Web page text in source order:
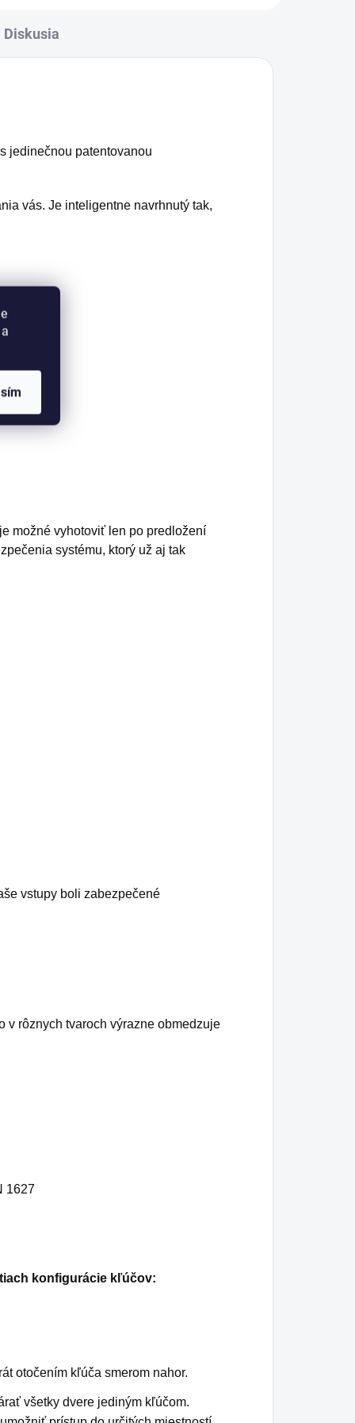
Diskusia
jedinečnou patentovanou
vás. Je inteligentne navrhnutý tak,
možné vyhotoviť len po predložení
systému, ktorý už aj tak
vstupy boli zabezpečené
v rôznych tvaroch výrazne obmedzuje
1627
konfigurácie kľúčov:
otočením kľúča smerom nahor.
všetky dvere jediným kľúčom.